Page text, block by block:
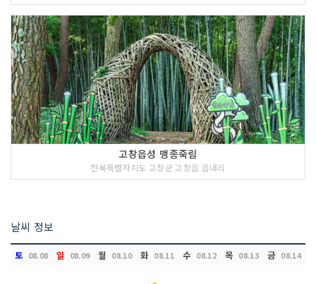
고창읍성 맹종죽림
전북특별자치도 고창군 고창읍 읍내리
날씨 정보
토 08.08 일 08.09 월 08.10 화 08.11 수 08.12 목 08.13 금 08.14